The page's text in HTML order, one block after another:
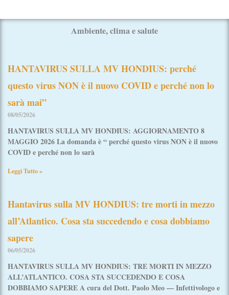
Ambiente, clima e salute
HANTAVIRUS SULLA MV HONDIUS: perché
questo virus NON è il nuovo COVID e perché non lo
sarà mai”
08/05/2026
HANTAVIRUS SULLA MV HONDIUS: AGGIORNAMENTO 8
MAGGIO 2026 La domanda è “ perché questo virus NON è il nuovo
COVID e perché non lo sarà
Leggi Tutto »
Hantavirus sulla MV HONDIUS: tre morti in mezzo
all’Atlantico. Cosa sta succedendo e cosa dobbiamo
sapere
06/05/2026
HANTAVIRUS SULLA MV HONDIUS: TRE MORTI IN MEZZO
ALL’ATLANTICO. COSA STA SUCCEDENDO E COSA
DOBBIAMO SAPERE A cura del Dott. Paolo Meo — Infettivologo e